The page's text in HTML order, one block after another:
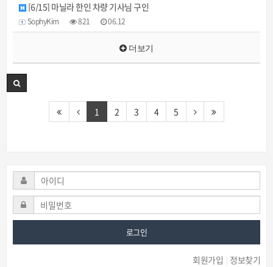
[6/15] 마닐라 한인 차량 기사님 구인
SophyKim 821 06.12
더보기
1 2 3 4 5
로그인
회원가입 정보찾기